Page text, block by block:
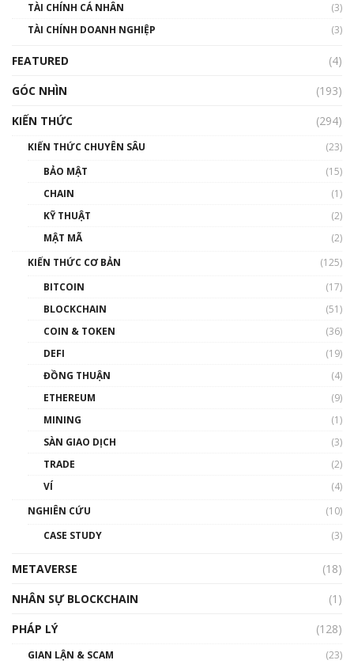
Nhìn lại năm 2022: Những sự kiện ảnh hưởng
đến hệ sinh thái tiền mã hoá | Phổ cập
00:43:47
như thể nào?
00:39:31
Phổ cập Blockchain
thống & Crypto qua các cuộc chiến | Phổ cập
01:32:59
gió ấm
TÀI CHÍNH CÁ NHÂN
(3)
TÀI CHÍNH DOANH NGHIỆP
(3)
FEATURED
(4)
GÓC NHÌN
(193)
KIẾN THỨC
(294)
KIẾN THỨC CHUYÊN SÂU
(23)
BẢO MẬT
(15)
CHAIN
(1)
KỸ THUẬT
(2)
MẬT MÃ
(2)
KIẾN THỨC CƠ BẢN
(125)
BITCOIN
(17)
BLOCKCHAIN
(51)
COIN & TOKEN
(36)
DEFI
(19)
ĐỒNG THUẬN
(4)
ETHEREUM
(9)
MINING
(1)
SÀN GIAO DỊCH
(3)
TRADE
(2)
VÍ
(4)
NGHIÊN CỨU
(10)
CASE STUDY
(3)
METAVERSE
(18)
NHÂN SỰ BLOCKCHAIN
(1)
PHÁP LÝ
(128)
GIAN LẬN & SCAM
(23)